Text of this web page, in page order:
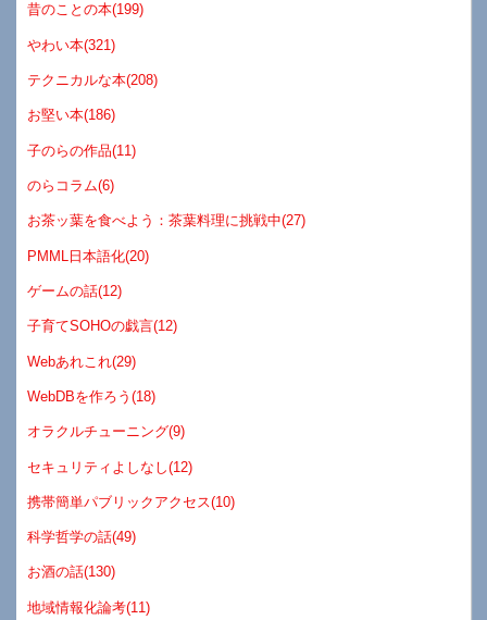
昔のことの本(199)
やわい本(321)
テクニカルな本(208)
お堅い本(186)
子のらの作品(11)
のらコラム(6)
お茶ッ葉を食べよう：茶葉料理に挑戦中(27)
PMML日本語化(20)
ゲームの話(12)
子育てSOHOの戯言(12)
Webあれこれ(29)
WebDBを作ろう(18)
オラクルチューニング(9)
セキュリティよしなし(12)
携帯簡単パブリックアクセス(10)
科学哲学の話(49)
お酒の話(130)
地域情報化論考(11)